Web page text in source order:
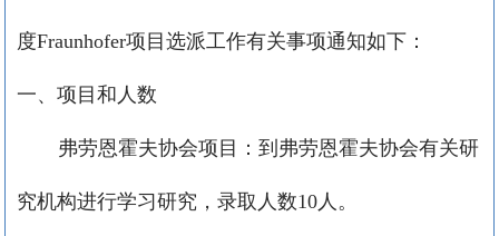
度Fraunhofer项目选派工作有关事项通知如下：
一、项目和人数
弗劳恩霍夫协会项目：到弗劳恩霍夫协会有关研
究机构进行学习研究，录取人数10 人。